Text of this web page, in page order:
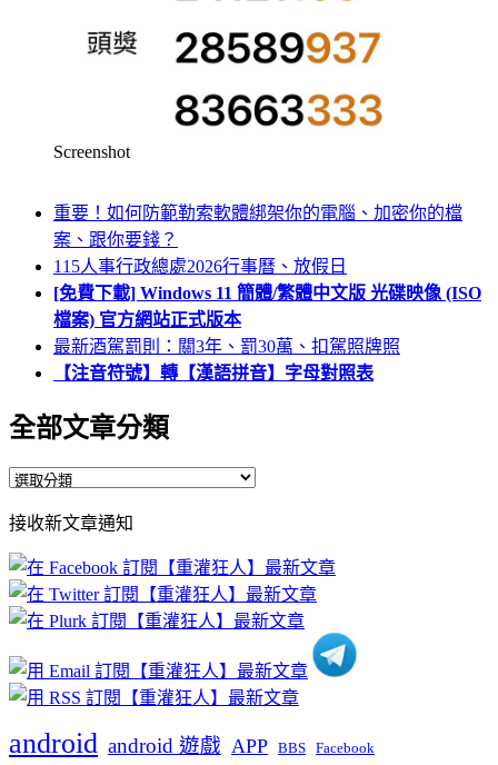
Screenshot
重要！如何防範勒索軟體綁架你的電腦、加密你的檔
案、跟你要錢？
115人事行政總處2026行事曆、放假日
[免費下載] Windows 11 簡體/繁體中文版 光碟映像 (ISO
檔案) 官方網站正式版本
最新酒駕罰則：關3年、罰30萬、扣駕照牌照
【注音符號】轉【漢語拼音】字母對照表
全部文章分類
全
文
章
分
類
接收新文章通知
android android 遊戲 APP BBS Facebook